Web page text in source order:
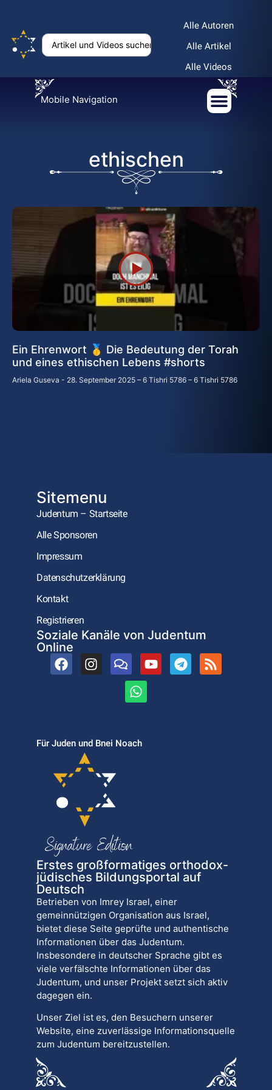
Alle Autoren
Alle Artikel
Alle Videos
Mobile Navigation
ethischen
Ein Ehrenwort 🥇 Die Bedeutung der Torah
und eines ethischen Lebens #shorts
Ariela Guseva 28. September 2025 – 6 Tishri 5786 – 6 Tishri 5786
Sitemenu
Judentum – Startseite
Alle Sponsoren
Impressum
Datenschutzerklärung
Kontakt
Registrieren
Soziale Kanäle von Judentum
Online
Für Juden und Bnei Noach
Erstes großformatiges orthodox-
jüdisches Bildungsportal auf
Deutsch
Betrieben von Imrey Israel, einer
gemeinnützigen Organisation aus Israel,
bietet diese Seite geprüfte und authentische
Informationen über das Judentum.
Insbesondere in deutscher Sprache gibt es
viele verfälschte Informationen über das
Judentum, und unser Projekt setzt sich aktiv
dagegen ein.
Unser Ziel ist es, den Besuchern unserer
Website, eine zuverlässige Informationsquelle
zum Judentum bereitzustellen.